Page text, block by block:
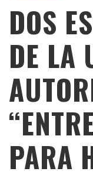
DOS
DE LA
PARA